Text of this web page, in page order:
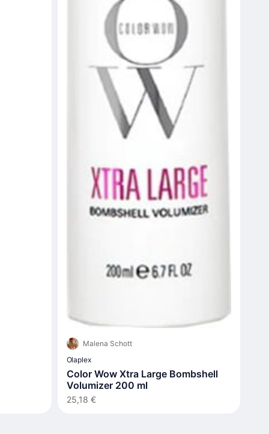
Malena Schott
Olaplex
Color Wow Xtra Large Bombshell
Volumizer 200 ml
25,18 €